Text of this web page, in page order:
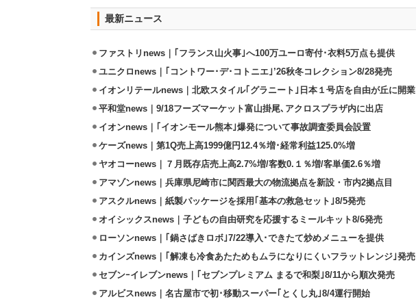
最新ニュース
ファストリnews｜｢フランス山火事｣へ100万ユーロ寄付･衣料5万点も提供
ユニクロnews｜｢コントワー･デ･コトニエ｣’26秋冬コレクション8/28発売
イオンリテールnews｜北欧スタイル｢グラニート｣日本１号店を自由が丘に開業
平和堂news｜9/18フーズマーケット富山掛尾､アクロスプラザ内に出店
イオンnews｜｢イオンモール熊本｣爆発について事故調査委員会設置
ケーズnews｜第1Q売上高1999億円12.4％増･経常利益125.0%増
ヤオコーnews｜７月既存店売上高2.7%増/客数0.１％増/客単価2.6％増
アマゾンnews｜兵庫県尼崎市に関西最大の物流拠点を新設・市内2拠点目
アスクルnews｜紙製パッケージを採用｢基本の救急セット｣8/5発売
オイシックスnews｜子どもの自由研究を応援するミールキット8/6発売
ローソンnews｜｢鍋さばきロボ｣7/22導入･できたて炒めメニューを提供
カインズnews｜｢解凍も冷食あたためもムラになりにくいフラットレンジ｣発売
セブンｰイレブンnews｜｢セブンプレミアム まるで和梨｣8/11から順次発売
アルビスnews｜名古屋市で初･移動スーパー｢とくし丸｣8/4運行開始